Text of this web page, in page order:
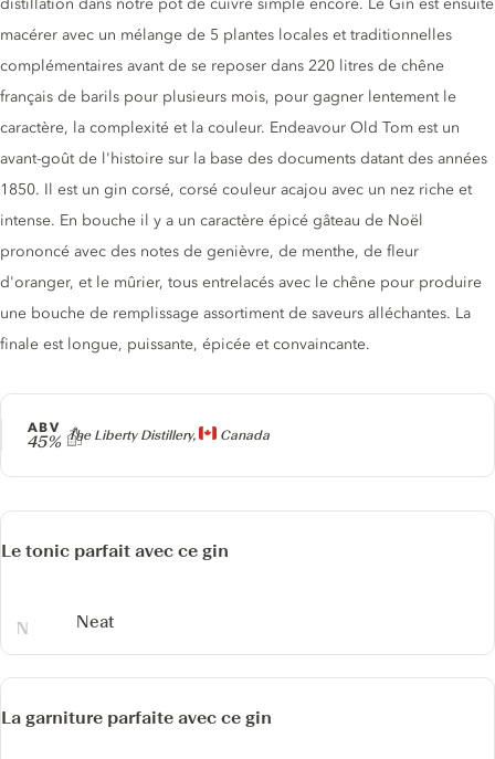
Producteur
The Liberty Distillery, Canada
ABV
45%
macérer avec un mélange de 5 plantes locales et traditionnelles
complémentaires avant de se reposer dans 220 litres de chêne
français de barils pour plusieurs mois, pour gagner lentement le
caractère, la complexité et la couleur. Endeavour Old Tom est un
avant-goût de l'histoire sur la base des documents datant des années
1850. Il est un gin corsé, corsé couleur acajou avec un nez riche et
intense. En bouche il y a un caractère épicé gâteau de Noël
prononcé avec des notes de genièvre, de menthe, de fleur
d'oranger, et le mûrier, tous entrelacés avec le chêne pour produire
une bouche de remplissage assortiment de saveurs alléchantes. La
finale est longue, puissante, épicée et convaincante.
Le tonic parfait avec ce gin
Neat
La garniture parfaite avec ce gin